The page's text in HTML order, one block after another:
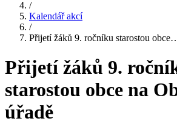
/
Kalendář akcí
/
Přijetí žáků 9. ročníku starostou
Přijetí žáků 9.
starostou obce na
úřadě